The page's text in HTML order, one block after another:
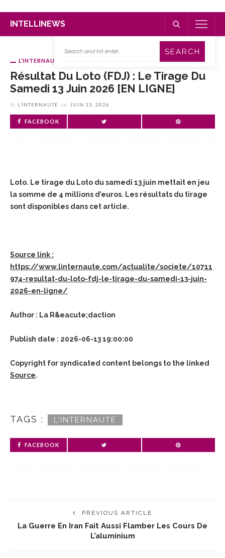
INTELLINEWS
L’INTERNAUTE
Résultat Du Loto (FDJ) : Le Tirage Du
Samedi 13 Juin 2026 [EN LIGNE]
L’INTERNAUTE on JUIN 13, 2026
FACEBOOK
Loto. Le tirage du Loto du samedi 13 juin mettait en jeu
la somme de 4 millions d’euros. Les résultats du tirage
sont disponibles dans cet article.
Source link :
https://www.linternaute.com/actualite/societe/10711
974-resultat-du-loto-fdj-le-tirage-du-samedi-13-juin-
2026-en-ligne/
Author : La R&eacute;daction
Publish date : 2026-06-13 19:00:00
Copyright for syndicated content belongs to the linked
Source.
TAGS : L’INTERNAUTE
FACEBOOK
PREVIOUS ARTICLE
La Guerre En Iran Fait Aussi Flamber Les Cours De
L’aluminium